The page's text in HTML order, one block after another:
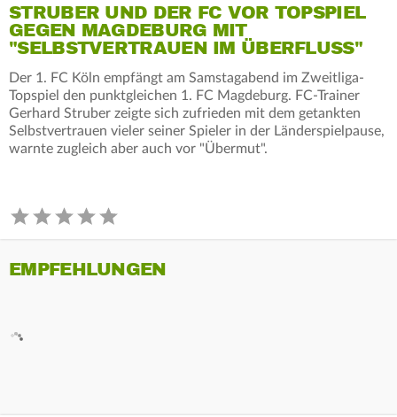
STRUBER UND DER FC VOR TOPSPIEL
GEGEN MAGDEBURG MIT
"SELBSTVERTRAUEN IM ÜBERFLUSS"
Der 1. FC Köln empfängt am Samstagabend im Zweitliga-
Topspiel den punktgleichen 1. FC Magdeburg. FC-Trainer
Gerhard Struber zeigte sich zufrieden mit dem getankten
Selbstvertrauen vieler seiner Spieler in der Länderspielpause,
warnte zugleich aber auch vor "Übermut".
EMPFEHLUNGEN